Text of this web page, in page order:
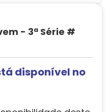
- 3ª Série #
disponível no